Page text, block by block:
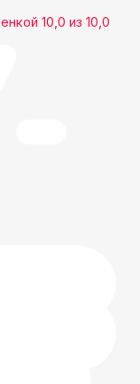
10,0 из 10,0